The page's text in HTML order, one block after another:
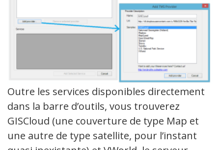
Outre les services disponibles directement
dans la barre d’outils, vous trouverez
GISCloud (une couverture de type Map et
une autre de type satellite, pour l’instant